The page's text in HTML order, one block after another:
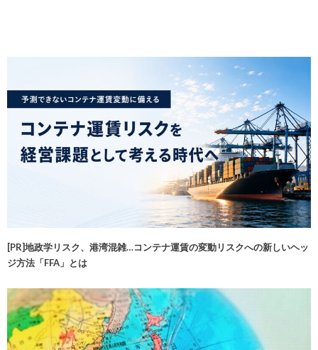
[PR]地政学リスク、港湾混雑…コンテナ運賃の変動リスクへの新しいヘッ
ジ方法「FFA」とは